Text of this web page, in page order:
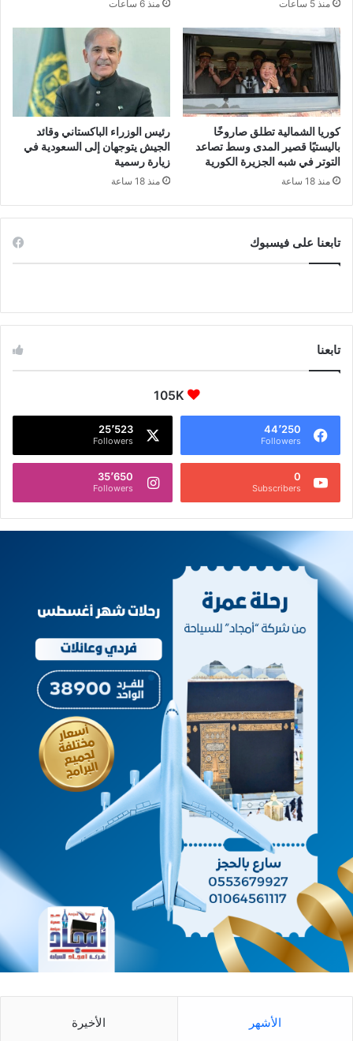
منذ 5 ساعات منذ 6 ساعات
كوريا الشمالية تطلق صاروخًا
باليستيًا قصير المدى وسط تصاعد
التوتر في شبه الجزيرة الكورية
منذ 18 ساعة
رئيس الوزراء الباكستاني وقائد
الجيش يتوجهان إلى السعودية في
زيارة رسمية
منذ 18 ساعة
تابعنا على فيسبوك
تابعنا
105K
44٬250
Followers
25٬523
Followers
0
Subscribers
35٬650
Followers
الأشهر الأخيرة